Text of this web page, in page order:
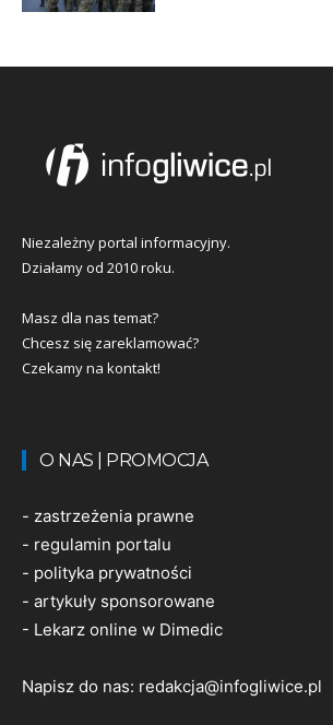
Niezależny portal informacyjny.
Działamy od 2010 roku.
Masz dla nas temat?
Chcesz się zareklamować?
Czekamy na kontakt!
O NAS | PROMOCJA
- zastrzeżenia prawne
- regulamin portalu
- polityka prywatności
- artykuły sponsorowane
- Lekarz online w Dimedic
Napisz do nas: redakcja@infogliwice.pl